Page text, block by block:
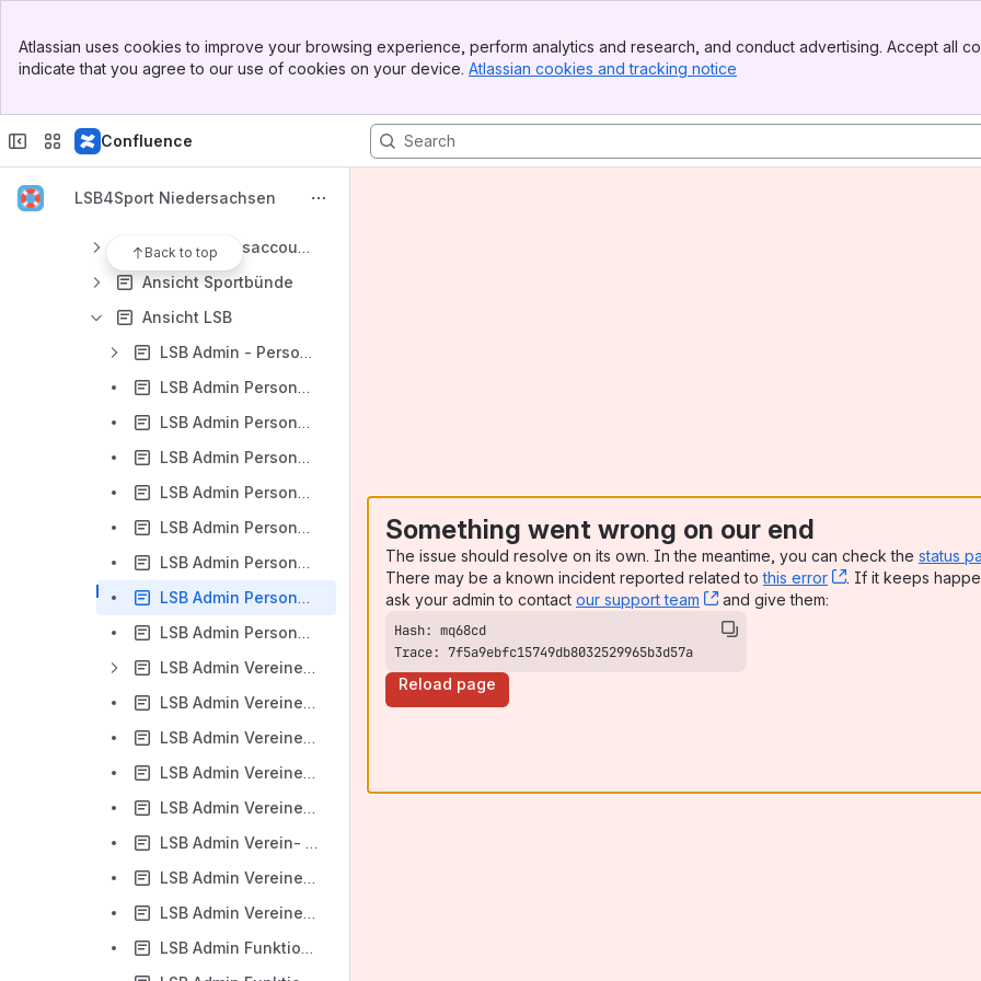
Top Bar
Sidebar
Atlassian uses cookies to improve your browsing experience, perform analytics and research, and conduct advertising. Accept all
indicate that you agree to our use of cookies on your device. Atlassian cookies and tracking notice
Confluence
LSB4Sport Niedersachsen
Back to top
Statusupdates Systemfehler
Registrierung & Anmeldung
PersonenAccount
Organisationsaccount (Vereinsansicht)
Ansicht Sportbünde
Ansicht LSB
LSB Admin - Personen
LSB Admin Personen - Ehrungen
LSB Admin Personen - Wiedervorlage
LSB Admin Personen-Schnellverteiler -LSB Admin
LSB Admin Personen-Schnellverteiler versenden- LSB Admin
LSB Admin Personen-Verteiler an Funktionen- LSB Admin
LSB Admin Personen-Verteiler an Gremien - LSB Admin
LSB Admin Personen-Kennzeichen - LSB Admin
LSB Admin Personen-Postfach - LSB Admin
LSB Admin Vereine -LSB Admin
LSB Admin Vereine - Listen - LSB Admin
LSB Admin Vereine -Ehrungen- LSB Admin
LSB Admin Vereine-Ehrungen Stammdaten- LSB Admin
LSB Admin Vereine- Schnellverteiler- LSB Admin
LSB Admin Verein- Ehrungen Export- LSB Admin
LSB Admin Vereine-Verteiler an Vereine- LSB Admin
LSB Admin Vereine -Postfach- LSB Admin
LSB Admin Funktionen- LSB Admin
Something went wrong on our end
The issue should resolve on its own. In the meantime, you can check the status
There may be a known incident reported related tothis error , (opens new
. If it keeps
ask your admin to contact our support team , (opens new window)
and give them:
Trace: 7f5a9ebfc15749db8032529965b3d57a
Reload page